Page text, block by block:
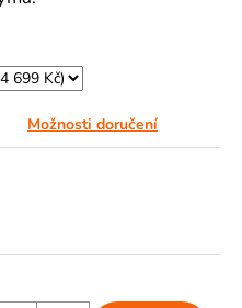
Možnosti doručení